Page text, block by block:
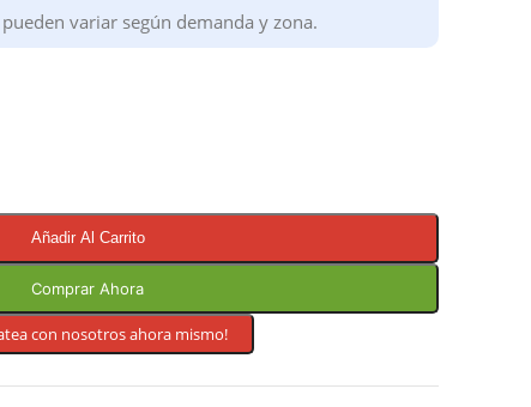
variar según demanda y zona.
Añadir Al Carrito
Comprar Ahora
con nosotros ahora mismo!